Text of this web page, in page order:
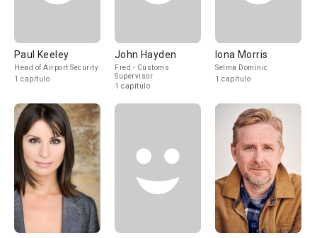
Paul Keeley
Head of Airport Security
1 capítulo
John Hayden
Fred - Customs
Supervisor
1 capítulo
Iona Morris
Selma Dominic
1 capítulo